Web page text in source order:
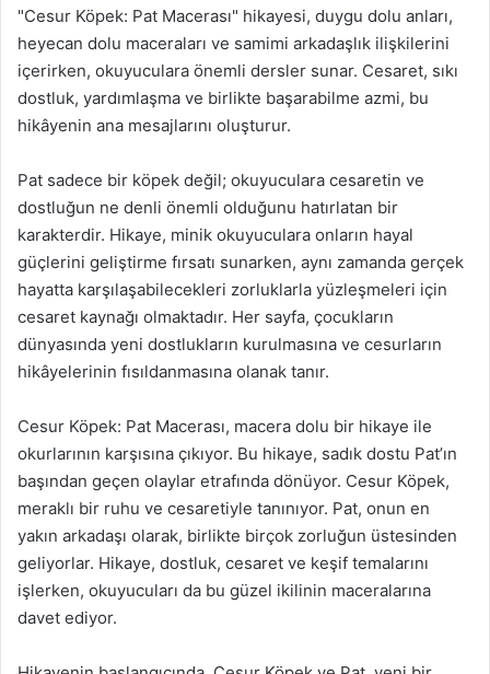
"Cesur Köpek: Pat Macerası" hikayesi, duygu dolu anları,
heyecan dolu maceraları ve samimi arkadaşlık ilişkilerini
içerirken, okuyuculara önemli dersler sunar. Cesaret, sıkı
dostluk, yardımlaşma ve birlikte başarabilme azmi, bu
hikâyenin ana mesajlarını oluşturur.
Pat sadece bir köpek değil; okuyuculara cesaretin ve
dostluğun ne denli önemli olduğunu hatırlatan bir
karakterdir. Hikaye, minik okuyuculara onların hayal
güçlerini geliştirme fırsatı sunarken, aynı zamanda gerçek
hayatta karşılaşabilecekleri zorluklarla yüzleşmeleri için
cesaret kaynağı olmaktadır. Her sayfa, çocukların
dünyasında yeni dostlukların kurulmasına ve cesurların
hikâyelerinin fısıldanmasına olanak tanır.
Cesur Köpek: Pat Macerası, macera dolu bir hikaye ile
okurlarının karşısına çıkıyor. Bu hikaye, sadık dostu Pat’ın
başından geçen olaylar etrafında dönüyor. Cesur Köpek,
meraklı bir ruhu ve cesaretiyle tanınıyor. Pat, onun en
yakın arkadaşı olarak, birlikte birçok zorluğun üstesinden
geliyorlar. Hikaye, dostluk, cesaret ve keşif temalarını
işlerken, okuyucuları da bu güzel ikilinin maceralarına
davet ediyor.